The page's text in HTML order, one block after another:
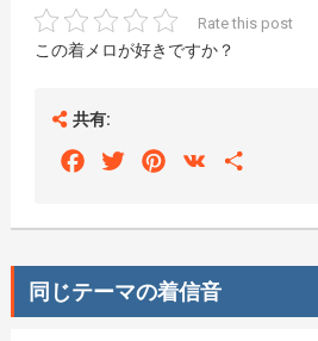
Rate this post
この着メロが好きですか？
共有:
FacebookTwitterPinterest
VK
同じテーマの着信音